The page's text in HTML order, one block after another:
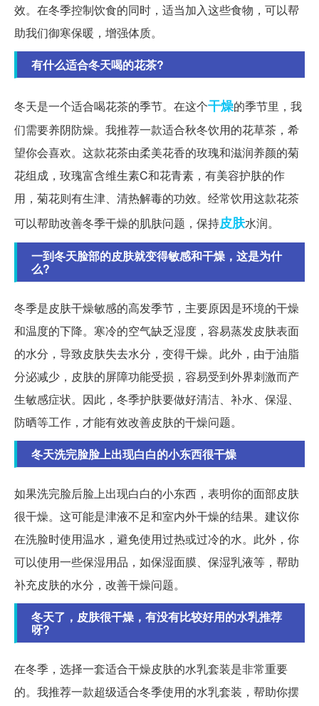
效。在冬季控制饮食的同时，适当加入这些食物，可以帮
助我们御寒保暖，增强体质。
有什么适合冬天喝的花茶?
冬天是一个适合喝花茶的季节。在这个干燥的季节里，我
们需要养阴防燥。我推荐一款适合秋冬饮用的花草茶，希
望你会喜欢。这款花茶由柔美花香的玫瑰和滋润养颜的菊
花组成，玫瑰富含维生素C和花青素，有美容护肤的作
用，菊花则有生津、清热解毒的功效。经常饮用这款花茶
可以帮助改善冬季干燥的肌肤问题，保持皮肤水润。
一到冬天脸部的皮肤就变得敏感和干燥，这是为什
么?
冬季是皮肤干燥敏感的高发季节，主要原因是环境的干燥
和温度的下降。寒冷的空气缺乏湿度，容易蒸发皮肤表面
的水分，导致皮肤失去水分，变得干燥。此外，由于油脂
分泌减少，皮肤的屏障功能受损，容易受到外界刺激而产
生敏感症状。因此，冬季护肤要做好清洁、补水、保湿、
防晒等工作，才能有效改善皮肤的干燥问题。
冬天洗完脸脸上出现白白的小东西很干燥
如果洗完脸后脸上出现白白的小东西，表明你的面部皮肤
很干燥。这可能是津液不足和室内外干燥的结果。建议你
在洗脸时使用温水，避免使用过热或过冷的水。此外，你
可以使用一些保湿用品，如保湿面膜、保湿乳液等，帮助
补充皮肤的水分，改善干燥问题。
冬天了，皮肤很干燥，有没有比较好用的水乳推荐
呀?
在冬季，选择一套适合干燥皮肤的水乳套装是非常重要
的。我推荐一款超级适合冬季使用的水乳套装，帮助你摆